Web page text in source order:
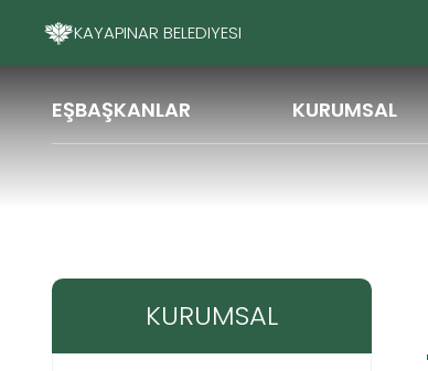
KAYAPINAR BELEDIYESI
EŞBAŞKANLAR KURUMSAL
KURUMSAL